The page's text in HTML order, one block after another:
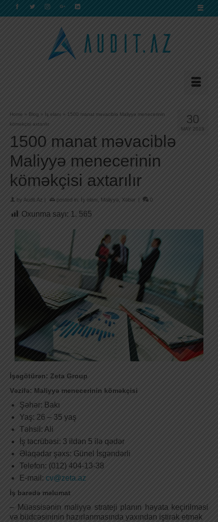
30
MAY 2018
Home » Blog » İş elanı » 1500 manat məvaciblə Maliyyə menecerinin
köməkçisi axtarılır
1500 manat məvaciblə
Maliyyə menecerinin
köməkçisi axtarılır
by Audit.Az | posted in: İş elanı Maliyyə Xəbər | 0
Oxunma sayı: 1. 565
İşəgötürən: Zeta Group
Vəzifə: Maliyyə menecerinin köməkçisi
Şəhər: Bakı
Yaş: 26 – 35 yaş
Təhsil: Ali
İş təcrübəsi: 3 ildən 5 ilə qədər
Əlaqədar şəxs: Günel İsgəndərli
Telefon: (012) 404-13-38
E-mail: cv@zeta.az
İş barədə məlumat
– Müəssisənin maliyyə strateji planın həyata keçirilməsi
və büdcəsininin hazırlanmasında yaxından iştirak etmək